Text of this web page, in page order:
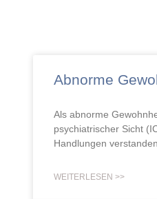
Abnorme
Als abnorme
psychiatrischer Sicht
Handlungen verstanden,
WEITERLESEN >>